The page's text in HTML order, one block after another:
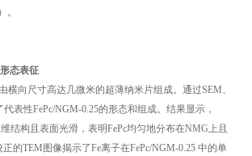
。
态表征
横向尺寸高达几微米的超薄纳米片组成。通过SEM、
表性FePc/NGM-0.25的形态和组成。结果显示，
结构且表面光滑，表明FePc均匀地分布在NMG上且
的TEM图像揭示了Fe离子在FePc/NGM-0.25 中的单